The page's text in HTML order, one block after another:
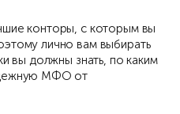
конторы, с которым вы
лично вам выбирать
вы должны знать, по каким
МФО от